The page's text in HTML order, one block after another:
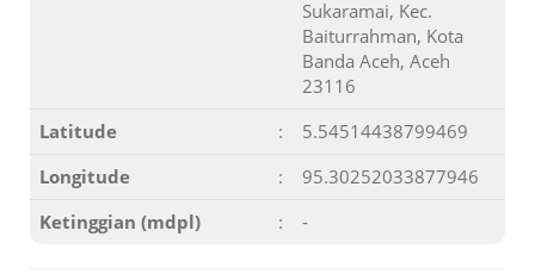
Sukaramai, Kec.
Baiturrahman, Kota
Banda Aceh, Aceh
23116
Latitude
:
5.54514438799469
Longitude
:
95.30252033877946
Ketinggian (mdpl)
: -